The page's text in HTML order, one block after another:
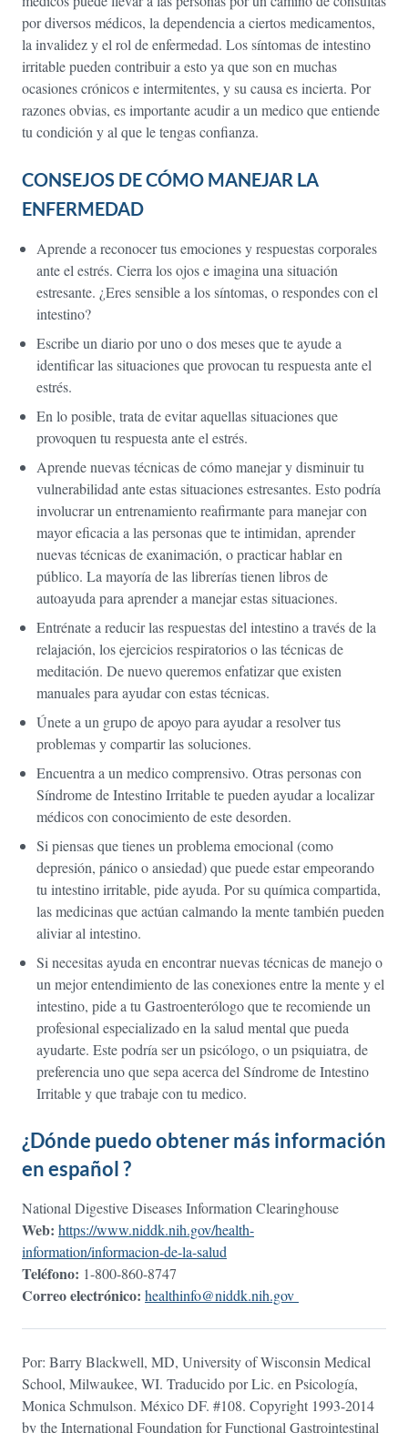
por diversos médicos, la dependencia a ciertos medicamentos,
la invalidez y el rol de enfermedad. Los síntomas de intestino
irritable pueden contribuir a esto ya que son en muchas
ocasiones crónicos e intermitentes, y su causa es incierta. Por
razones obvias, es importante acudir a un medico que entiende
tu condición y al que le tengas confianza.
CONSEJOS DE CÓMO MANEJAR LA
ENFERMEDAD
Aprende a reconocer tus emociones y respuestas corporales
ante el estrés. Cierra los ojos e imagina una situación
estresante. ¿Eres sensible a los síntomas, o respondes con el
intestino?
Escribe un diario por uno o dos meses que te ayude a
identificar las situaciones que provocan tu respuesta ante el
estrés.
En lo posible, trata de evitar aquellas situaciones que
provoquen tu respuesta ante el estrés.
Aprende nuevas técnicas de cómo manejar y disminuir tu
vulnerabilidad ante estas situaciones estresantes. Esto podría
involucrar un entrenamiento reafirmante para manejar con
mayor eficacia a las personas que te intimidan, aprender
nuevas técnicas de exanimación, o practicar hablar en
público. La mayoría de las librerías tienen libros de
autoayuda para aprender a manejar estas situaciones.
Entrénate a reducir las respuestas del intestino a través de la
relajación, los ejercicios respiratorios o las técnicas de
meditación. De nuevo queremos enfatizar que existen
manuales para ayudar con estas técnicas.
Únete a un grupo de apoyo para ayudar a resolver tus
problemas y compartir las soluciones.
Encuentra a un medico comprensivo. Otras personas con
Síndrome de Intestino Irritable te pueden ayudar a localizar
médicos con conocimiento de este desorden.
Si piensas que tienes un problema emocional (como
depresión, pánico o ansiedad) que puede estar empeorando
tu intestino irritable, pide ayuda. Por su química compartida,
las medicinas que actúan calmando la mente también pueden
aliviar al intestino.
Si necesitas ayuda en encontrar nuevas técnicas de manejo o
un mejor entendimiento de las conexiones entre la mente y el
intestino, pide a tu Gastroenterólogo que te recomiende un
profesional especializado en la salud mental que pueda
ayudarte. Este podría ser un psicólogo, o un psiquiatra, de
preferencia uno que sepa acerca del Síndrome de Intestino
Irritable y que trabaje con tu medico.
¿Dónde puedo obtener más información
en español ?
National Digestive Diseases Information Clearinghouse
Web: https://www.niddk.nih.gov/health-
information/informacion-de-la-salud
Teléfono: 1-800-860-8747
Correo electrónico: healthinfo@niddk.nih.gov
Por: Barry Blackwell, MD, University of Wisconsin Medical
School, Milwaukee, WI. Traducido por Lic. en Psicología,
Monica Schmulson. México DF. #108. Copyright 1993-2014
by the International Foundation for Functional Gastrointestinal